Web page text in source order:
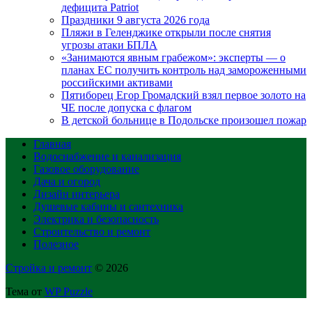
дефицита Patriot
Праздники 9 августа 2026 года
Пляжи в Геленджике открыли после снятия
угрозы атаки БПЛА
«Занимаются явным грабежом»: эксперты — о
планах ЕС получить контроль над замороженными
российскими активами
Пятиборец Егор Громадский взял первое золото на
ЧЕ после допуска с флагом
В детской больнице в Подольске произошел пожар
Главная
Водоснабжение и канализация
Газовое оборудование
Дача и огород
Дизайн интерьера
Душевые кабины и сантехника
Электрика и безопасность
Строительство и ремонт
Полезное
Стройка и ремонт © 2026
Тема от WP Puzzle